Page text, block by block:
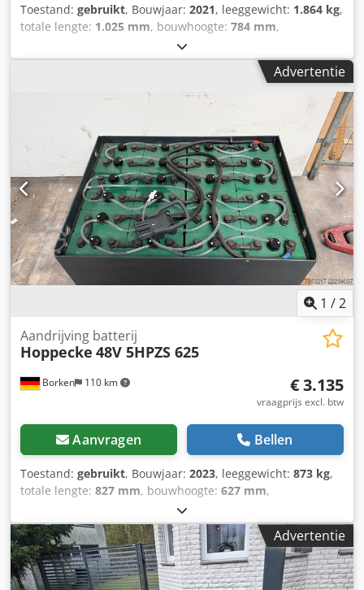
Toestand: gebruikt, Bouwjaar: 2021, leeggewicht: 1.864 kg,
totale lengte: 1.025 mm, bouwhoogte: 784 mm,
, Aandrijfbatterij Batterijspanning:
80V Batterijcapaciteit: 775Ah Batterijfabrikant: Hoppecke
Aquamatic Batterijtype: PzS Dcsdpfxozknu Io Aphjk
Bouwjaar batterij: 2021 Conditie batterij: 80 - 100%
Advertentie
1 /2
Borken 110 km
Aandrijving batterij
Hoppecke 48V 5HPZS 625
€ 3.135
vraagprijs excl. btw
Aanvragen Bellen
Toestand: gebruikt, Bouwjaar: 2023, leeggewicht: 873 kg,
totale lengte: 827 mm, bouwhoogte: 627 mm,
, Aandrijfbatterij Batterijspanning:
48 V Batterijcapaciteit: 625 Ah Batterijfabrikant: Hoppecke
Aquamatic Batterijtype: PzS Bouwjaar batterij: 2023 Staat
van de batterij: 80 - 100% Dsdpfozknuzox Aphsck
Advertentie